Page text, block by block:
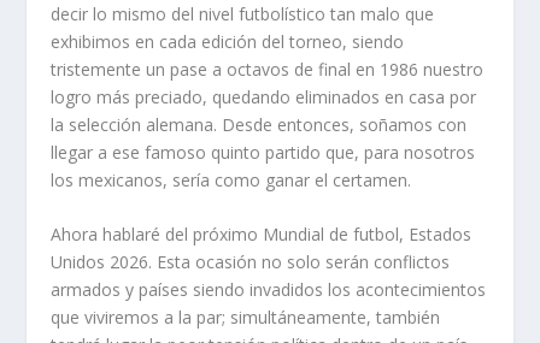
decir lo mismo del nivel futbolístico tan malo que
exhibimos en cada edición del torneo, siendo
tristemente un pase a octavos de final en 1986 nuestro
logro más preciado, quedando eliminados en casa por
la selección alemana. Desde entonces, soñamos con
llegar a ese famoso quinto partido que, para nosotros
los mexicanos, sería como ganar el certamen.
Ahora hablaré del próximo Mundial de futbol, Estados
Unidos 2026. Esta ocasión no solo serán conflictos
armados y países siendo invadidos los acontecimientos
que viviremos a la par; simultáneamente, también